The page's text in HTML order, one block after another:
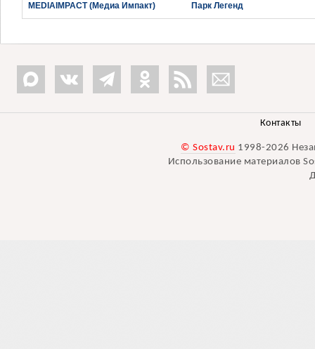
MEDIAIMPACT (Медиа Импакт) Парк Легенд
Контакты
© Sostav.ru 1998-2026
Использование материалов